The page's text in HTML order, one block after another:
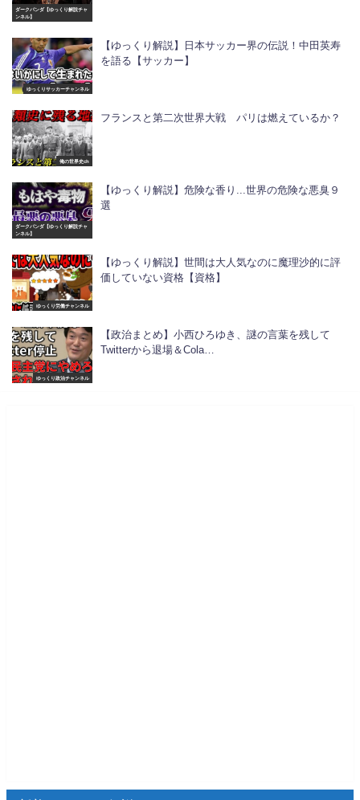
ダークパンダ【ゆっくり解説チャ
ンネル】
ゆっくりサッカーチャンネル
【ゆっくり解説】日本サッカー界の伝説！中田英寿
を語る【サッカー】
俺の世界史ch
フランスと第二次世界大戦 パリは燃えているか？
ダークパンダ【ゆっくり解説チャ
ンネル】
【ゆっくり解説】危険な香り...世界の危険な悪臭９
選
ゆっくり労働チャンネル
【ゆっくり解説】世間は大人気なのに魔理沙的に評
価していない資格【資格】
ゆっくり政治チャンネル
【政治まとめ】小西ひろゆき、謎の言葉を残して
Twitterから退場＆Cola…